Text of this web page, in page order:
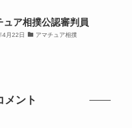
ュア相撲公認審判員
4月22日 アマチュア相撲
メント